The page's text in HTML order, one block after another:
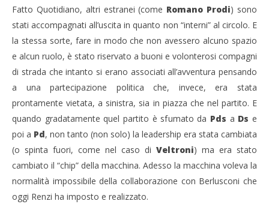
Fatto Quotidiano, altri estranei (come Romano Prodi) sono
stati accompagnati all’uscita in quanto non “interni” al circolo. E
la stessa sorte, fare in modo che non avessero alcuno spazio
e alcun ruolo, è stato riservato a buoni e volonterosi compagni
di strada che intanto si erano associati all’avventura pensando
a una partecipazione politica che, invece, era stata
prontamente vietata, a sinistra, sia in piazza che nel partito. E
quando gradatamente quel partito è sfumato da Pds a Ds e
poi a Pd, non tanto (non solo) la leadership era stata cambiata
(o spinta fuori, come nel caso di Veltroni) ma era stato
cambiato il “chip” della macchina. Adesso la macchina voleva la
normalità impossibile della collaborazione con Berlusconi che
oggi Renzi ha imposto e realizzato.